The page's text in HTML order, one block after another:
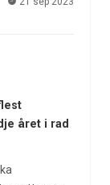
året i rad